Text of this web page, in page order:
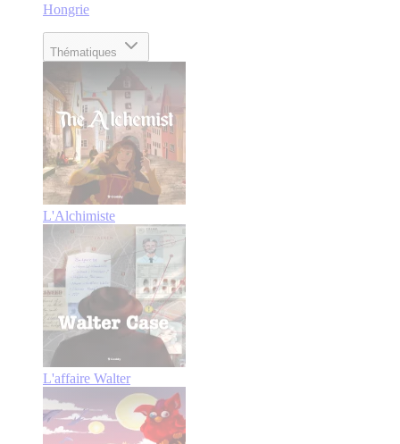
Hongrie
Thématiques
L'Alchimiste
L'affaire Walter